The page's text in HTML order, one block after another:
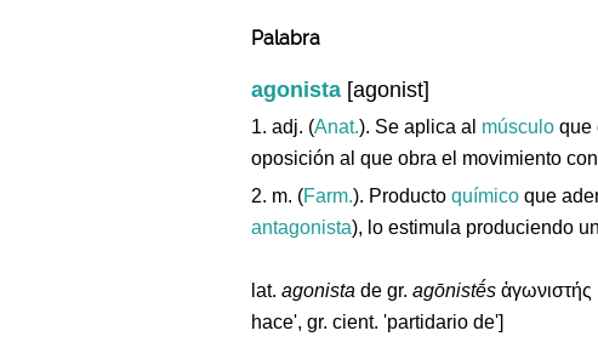
Palabra
agonista [agonist]
1. adj. (Anat.). Se aplica al músculo que
oposición al que obra el movimiento
2. m. (Farm.). Producto químico que
antagonista), lo estimula produciendo
lat. agonista de gr. agōnistḗs ἀγωνιστής
hace', gr. cient. 'partidario de']